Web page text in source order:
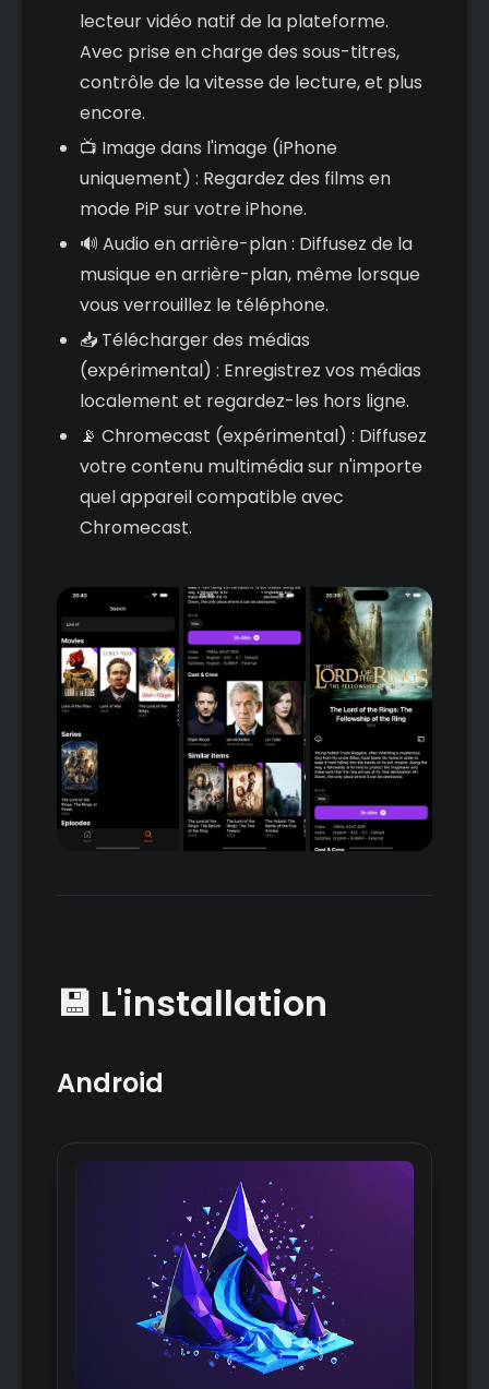
lecteur vidéo natif de la plateforme.
Avec prise en charge des sous-titres,
contrôle de la vitesse de lecture, et plus
encore.
📺 Image dans l'image (iPhone
uniquement) : Regardez des films en
mode PiP sur votre iPhone.
🔊 Audio en arrière-plan : Diffusez de la
musique en arrière-plan, même lorsque
vous verrouillez le téléphone.
📥 Télécharger des médias
(expérimental) : Enregistrez vos médias
localement et regardez-les hors ligne.
📡 Chromecast (expérimental) : Diffusez
votre contenu multimédia sur n'importe
quel appareil compatible avec
Chromecast.
💾 L'installation
Android